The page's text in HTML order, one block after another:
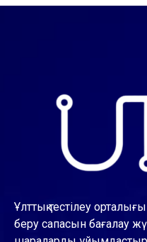
Ұлттық тестілеу
беру сапасын бағалау